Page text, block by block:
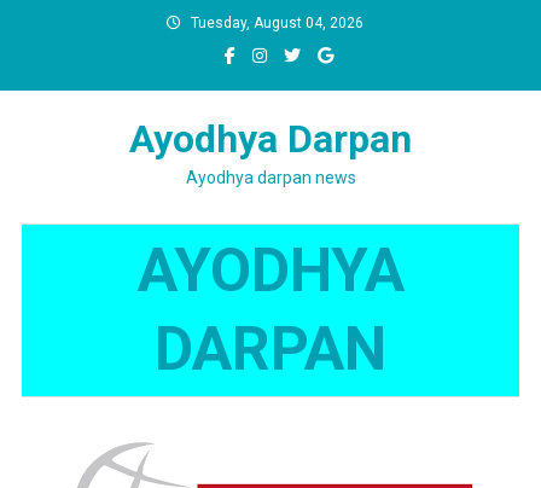
Tuesday, August 04, 2026
Ayodhya Darpan
Ayodhya darpan news
AYODHYA
DARPAN